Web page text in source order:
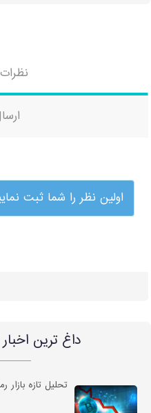
اولین نظر را شما ثبت
داغ ترین
تحلیل تازه